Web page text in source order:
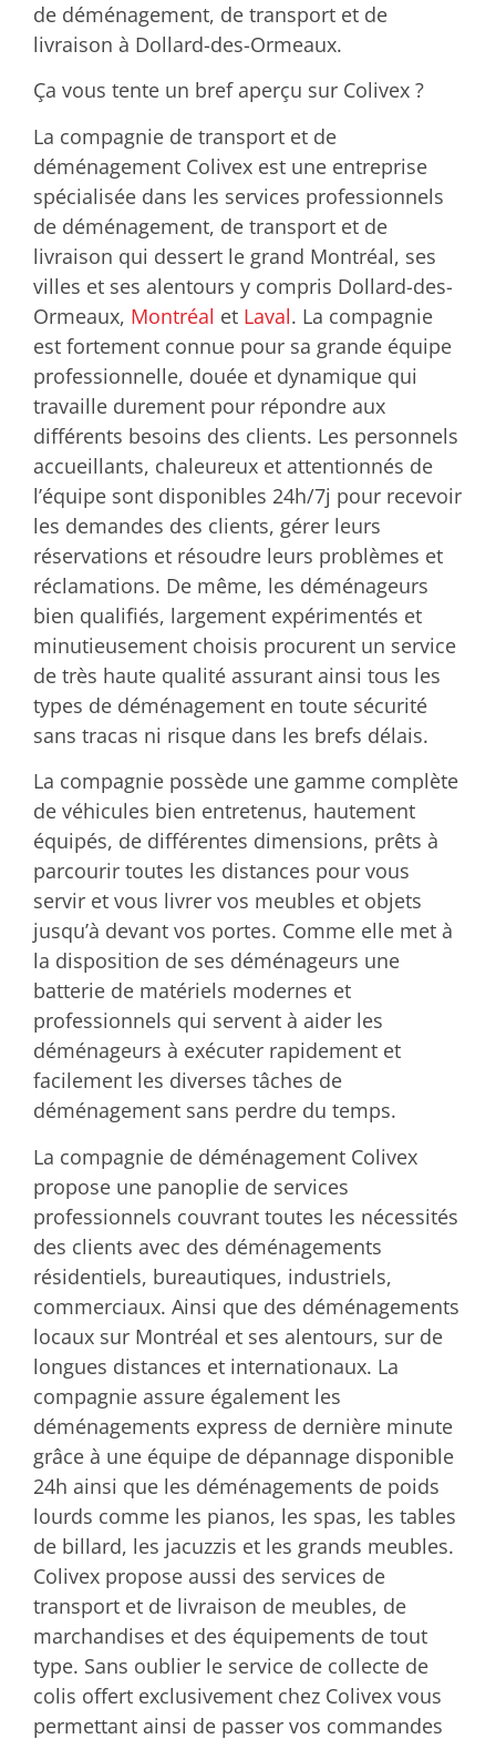
de déménagement, de transport et de
livraison à Dollard-des-Ormeaux.
Ça vous tente un bref aperçu sur Colivex ?
La compagnie de transport et de
déménagement Colivex est une entreprise
spécialisée dans les services professionnels
de déménagement, de transport et de
livraison qui dessert le grand Montréal, ses
villes et ses alentours y compris Dollard-des-
Ormeaux, Montréal et Laval. La compagnie
est fortement connue pour sa grande équipe
professionnelle, douée et dynamique qui
travaille durement pour répondre aux
différents besoins des clients. Les personnels
accueillants, chaleureux et attentionnés de
l’équipe sont disponibles 24h/7j pour recevoir
les demandes des clients, gérer leurs
réservations et résoudre leurs problèmes et
réclamations. De même, les déménageurs
bien qualifiés, largement expérimentés et
minutieusement choisis procurent un service
de très haute qualité assurant ainsi tous les
types de déménagement en toute sécurité
sans tracas ni risque dans les brefs délais.
La compagnie possède une gamme complète
de véhicules bien entretenus, hautement
équipés, de différentes dimensions, prêts à
parcourir toutes les distances pour vous
servir et vous livrer vos meubles et objets
jusqu’à devant vos portes. Comme elle met à
la disposition de ses déménageurs une
batterie de matériels modernes et
professionnels qui servent à aider les
déménageurs à exécuter rapidement et
facilement les diverses tâches de
déménagement sans perdre du temps.
La compagnie de déménagement Colivex
propose une panoplie de services
professionnels couvrant toutes les nécessités
des clients avec des déménagements
résidentiels, bureautiques, industriels,
commerciaux. Ainsi que des déménagements
locaux sur Montréal et ses alentours, sur de
longues distances et internationaux. La
compagnie assure également les
déménagements express de dernière minute
grâce à une équipe de dépannage disponible
24h ainsi que les déménagements de poids
lourds comme les pianos, les spas, les tables
de billard, les jacuzzis et les grands meubles.
Colivex propose aussi des services de
transport et de livraison de meubles, de
marchandises et des équipements de tout
type. Sans oublier le service de collecte de
colis offert exclusivement chez Colivex vous
permettant ainsi de passer vos commandes